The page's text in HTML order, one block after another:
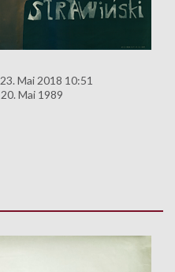
23. Mai 2018 10:51
20. Mai 1989